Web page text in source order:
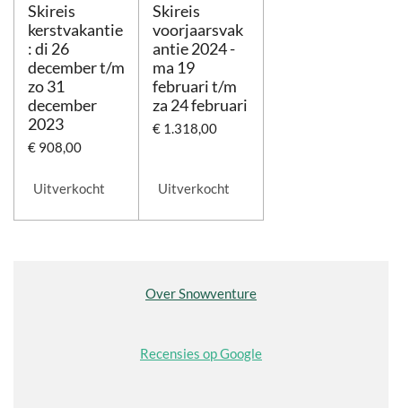
Skireis
kerstvakantie
: di 26
december t/m
zo 31
december
2023
€ 908,00
Uitverkocht
Skireis
voorjaarsvak
antie 2024 -
ma 19
februari t/m
za 24 februari
€ 1.318,00
Uitverkocht
Over Snowventure
Recensies op Google